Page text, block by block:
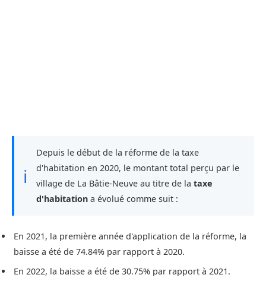
ℹ
Depuis le début de la réforme de la taxe
d'habitation en 2020, le montant total perçu par le
village de La Bâtie-Neuve au titre de la taxe
d'habitation a évolué comme suit :
En 2021, la première année d'application de la réforme, la
baisse a été de 74.84% par rapport à 2020.
En 2022, la baisse a été de 30.75% par rapport à 2021.